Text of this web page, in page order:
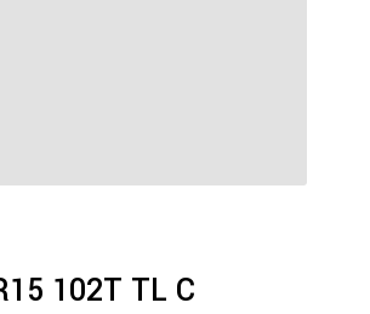
102T TL C